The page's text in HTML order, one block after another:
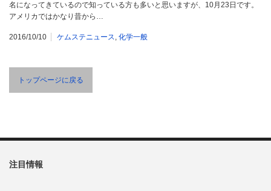
名になってきているので知っている方も多いと思いますが、10月23日です。
アメリカではかなり昔から…
2016/10/10 ケムステニュース, 化学一般
トップページに戻る
注目情報